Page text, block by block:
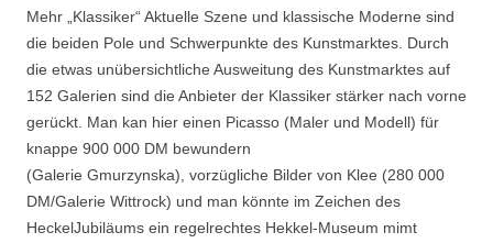
Mehr „Klassiker“ Aktuelle Szene und klassische Moderne sind
die beiden Pole und Schwerpunkte des Kunstmarktes. Durch
die etwas unübersichtliche Ausweitung des Kunstmarktes auf
152 Galerien sind die Anbieter der Klassiker stärker nach vorne
gerückt. Man kan hier einen Picasso (Maler und Modell) für
knappe 900 000 DM bewundern
(Galerie Gmurzynska), vorzügliche Bilder von Klee (280 000
DM/Galerie Wittrock) und man könnte im Zeichen des
HeckelJubiläums ein regelrechtes Hekkel-Museum mimt